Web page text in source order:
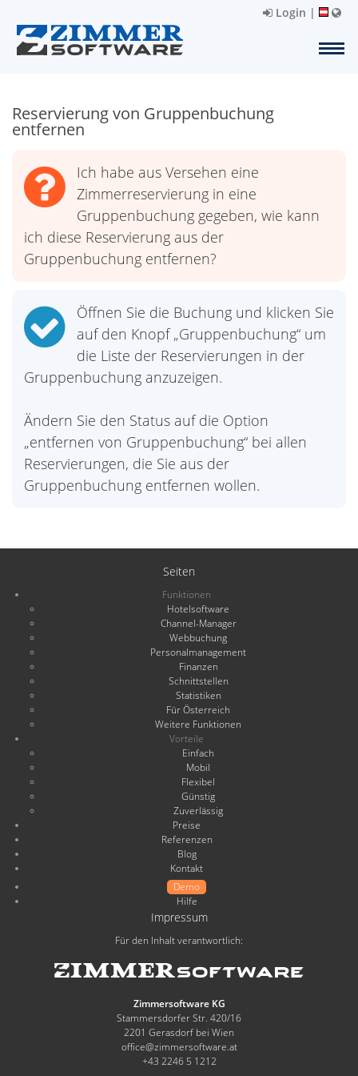
Login |
Reservierung von Gruppenbuchung
entfernen
Ich habe aus Versehen eine
Zimmerreservierung in eine
Gruppenbuchung gegeben, wie kann
ich diese Reservierung aus der
Gruppenbuchung entfernen?
Öffnen Sie die Buchung und klicken Sie
auf den Knopf „Gruppenbuchung“ um
die Liste der Reservierungen in der
Gruppenbuchung anzuzeigen.
Ändern Sie den Status auf die Option
„entfernen von Gruppenbuchung“ bei allen
Reservierungen, die Sie aus der
Gruppenbuchung entfernen wollen.
Seiten
Funktionen
Hotelsoftware
Channel-Manager
Webbuchung
Personalmanagement
Finanzen
Schnittstellen
Statistiken
Für Österreich
Weitere Funktionen
Vorteile
Einfach
Mobil
Flexibel
Günstig
Zuverlässig
Preise
Referenzen
Blog
Kontakt
Demo
Hilfe
Impressum
Für den Inhalt verantwortlich:
Zimmersoftware KG
Stammersdorfer Str. 420/16
2201 Gerasdorf bei Wien
office@zimmersoftware.at
+43 2246 5 1212